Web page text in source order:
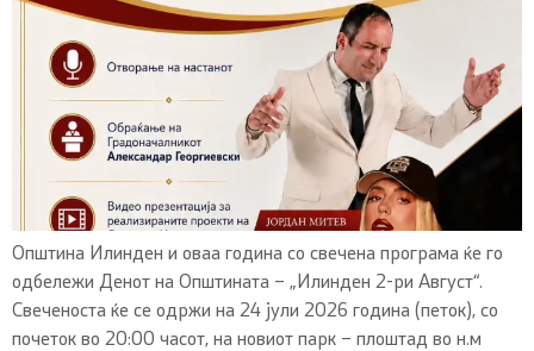
Општина Илинден и оваа година со свечена програма ќе го
одбележи Денот на Општината – „Илинден 2-ри Август“.
Свеченоста ќе се одржи на 24 јули 2026 година (петок), со
почеток во 20:00 часот, на новиот парк – плоштад во н.м